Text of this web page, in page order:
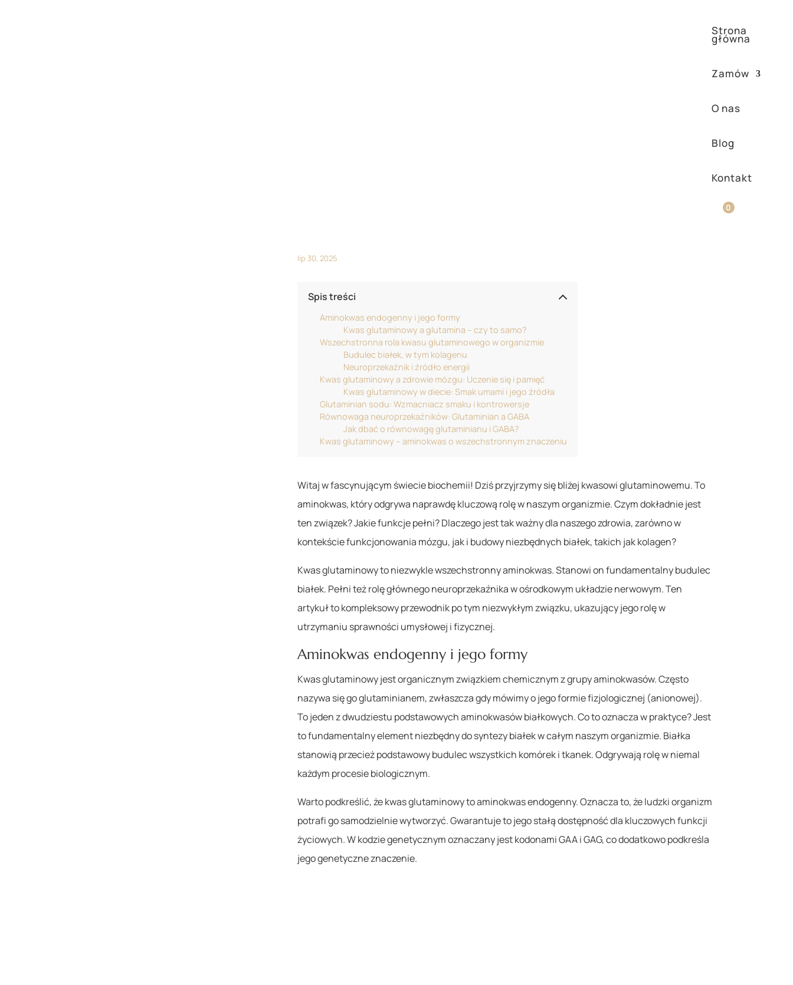
Strona
główna
Zamów
O nas
Blog
Kontakt
0
lip 30, 2025
Spis treści
Aminokwas endogenny i jego formy
Kwas glutaminowy a glutamina – czy to samo?
Wszechstronna rola kwasu glutaminowego w organizmie
Budulec białek, w tym kolagenu
Neuroprzekaźnik i źródło energii
Kwas glutaminowy a zdrowie mózgu: Uczenie się i pamięć
Kwas glutaminowy w diecie: Smak umami i jego źródła
Glutaminian sodu: Wzmacniacz smaku i kontrowersje
Równowaga neuroprzekaźników: Glutaminian a GABA
Jak dbać o równowagę glutaminianu i GABA?
Kwas glutaminowy – aminokwas o wszechstronnym znaczeniu
Witaj w fascynującym świecie biochemii! Dziś przyjrzymy się bliżej kwasowi glutaminowemu. To
aminokwas, który odgrywa naprawdę kluczową rolę w naszym organizmie. Czym dokładnie jest
ten związek? Jakie funkcje pełni? Dlaczego jest tak ważny dla naszego zdrowia, zarówno w
kontekście funkcjonowania mózgu, jak i budowy niezbędnych białek, takich jak kolagen?
Kwas glutaminowy to niezwykle wszechstronny aminokwas. Stanowi on fundamentalny budulec
białek. Pełni też rolę głównego neuroprzekaźnika w ośrodkowym układzie nerwowym. Ten
artykuł to kompleksowy przewodnik po tym niezwykłym związku, ukazujący jego rolę w
utrzymaniu sprawności umysłowej i fizycznej.
Aminokwas endogenny i jego formy
Kwas glutaminowy jest organicznym związkiem chemicznym z grupy aminokwasów. Często
nazywa się go glutaminianem, zwłaszcza gdy mówimy o jego formie fizjologicznej (anionowej).
To jeden z dwudziestu podstawowych aminokwasów białkowych. Co to oznacza w praktyce? Jest
to fundamentalny element niezbędny do syntezy białek w całym naszym organizmie. Białka
stanowią przecież podstawowy budulec wszystkich komórek i tkanek. Odgrywają rolę w niemal
każdym procesie biologicznym.
Warto podkreślić, że kwas glutaminowy to aminokwas endogenny. Oznacza to, że ludzki organizm
potrafi go samodzielnie wytworzyć. Gwarantuje to jego stałą dostępność dla kluczowych funkcji
życiowych. W kodzie genetycznym oznaczany jest kodonami GAA i GAG, co dodatkowo podkreśla
jego genetyczne znaczenie.